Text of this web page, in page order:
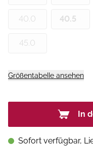
40.0 40.5
45.0
Größentabelle ansehen
In
Sofort verfügbar,